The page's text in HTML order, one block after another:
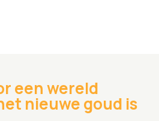
een wereld
nieuwe goud is